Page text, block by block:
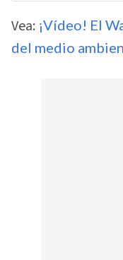
Vea: ¡Vídeo! El
del medio